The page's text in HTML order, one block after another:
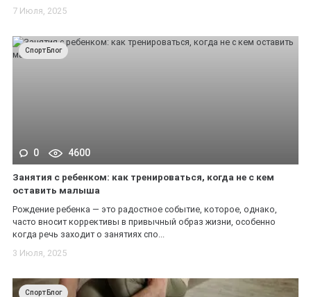
7 Июля, 2025
СпортБлог
0 4600
Занятия с ребенком: как тренироваться, когда не с кем
оставить малыша
Рождение ребенка — это радостное событие, которое, однако,
часто вносит коррективы в привычный образ жизни, особенно
когда речь заходит о занятиях спо...
3 Июля, 2025
СпортБлог